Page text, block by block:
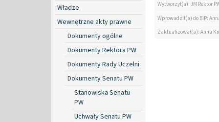
Władze
Wewnętrzne akty prawne
Dokumenty ogólne
Dokumenty Rektora PW
Dokumenty Rady Uczelni
Dokumenty Senatu PW
Stanowiska Senatu
PW
Uchwały Senatu PW
Wytworzył(a): JM Rektor
Wprowadził(a) do BIP:
Zaktualizował(a): Anna